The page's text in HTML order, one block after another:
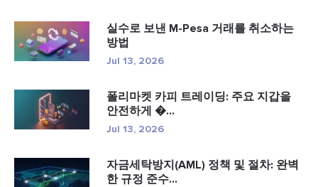
실수로 보낸 M-Pesa 거래를 취소하는
방법
Jul 13, 2026
폴리마켓 카피 트레이딩: 주요 지갑을
안전하게 �...
Jul 13, 2026
자금세탁방지(AML) 정책 및 절차: 완벽
한 규정 준수...